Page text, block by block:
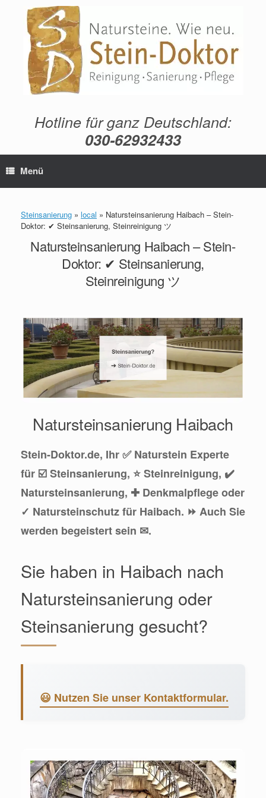
springen
Hotline für ganz Deutschland:
030-62932433
Menü
Steinsanierung » local » Natursteinsanierung Haibach – Stein-
Doktor: ✔ Steinsanierung, Steinreinigung ツ
Natursteinsanierung Haibach – Stein-
Doktor: ✔ Steinsanierung,
Steinreinigung ツ
Natursteinsanierung Haibach
Stein-Doktor.de, Ihr ✅ Naturstein Experte
für ☑️ Steinsanierung, ⭐ Steinreinigung, ✔️
Natursteinsanierung, ✚ Denkmalpflege oder
✓ Natursteinschutz für Haibach. ⏩ Auch Sie
werden begeistert sein ✉.
Sie haben in Haibach nach
Natursteinsanierung oder
Steinsanierung gesucht?
😃 Nutzen Sie unser Kontaktformular.